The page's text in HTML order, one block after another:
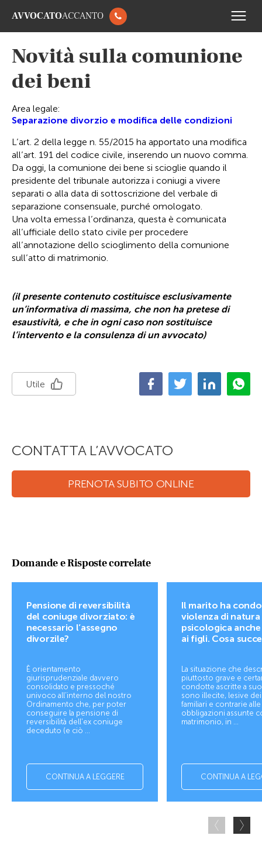
AVVOCATOACCANTO
Novità sulla comunione
dei beni
Area legale:
Separazione divorzio e modifica delle condizioni
L’art. 2 della legge n. 55/2015 ha apportato una modifica
all’art. 191 del codice civile, inserendo un nuovo comma.
Da oggi, la comunione dei bene si scioglie quando il
presidente del tribunale autorizza i coniugi a vivere
separati o alla data di sottoscrizione del verbale di
separazione consensuale, purché omologato.
Una volta emessa l’ordinanza, questa è comunicata
all’ufficiale dello stato civile per procedere
all’annotazione dello scioglimento della comunione
sull’atto di matrimonio.
(il presente contenuto costituisce esclusivamente
un’informativa di massima, che non ha pretese di
esaustività, e che in ogni caso non sostituisce
l’intervento e la consulenza di un avvocato)
Utile
CONTATTA L’AVVOCATO
PRENOTA SUBITO ONLINE
Domande e Risposte correlate
Pensione di reversibilità
del coniuge divorziato: è
necessario l’assegno
divorzile?
È orientamento
giurisprudenziale davvero
consolidato e pressoché
univoco all’interno del nostro
Ordinamento che, per poter
conseguire la pensione di
reversibilità dell'ex coniuge
deceduto (e ciò ...
CONTINUA A LEGGERE
Il marito ha
violenza di natura
psicologica
ai figli. Cosa
La situazione che
piuttosto grave e
condotte ascritte a
sono illecite, lesive
familiari e contrarie alle
obbligazioni assunte
matrimonio, in ...
CONTINUA A